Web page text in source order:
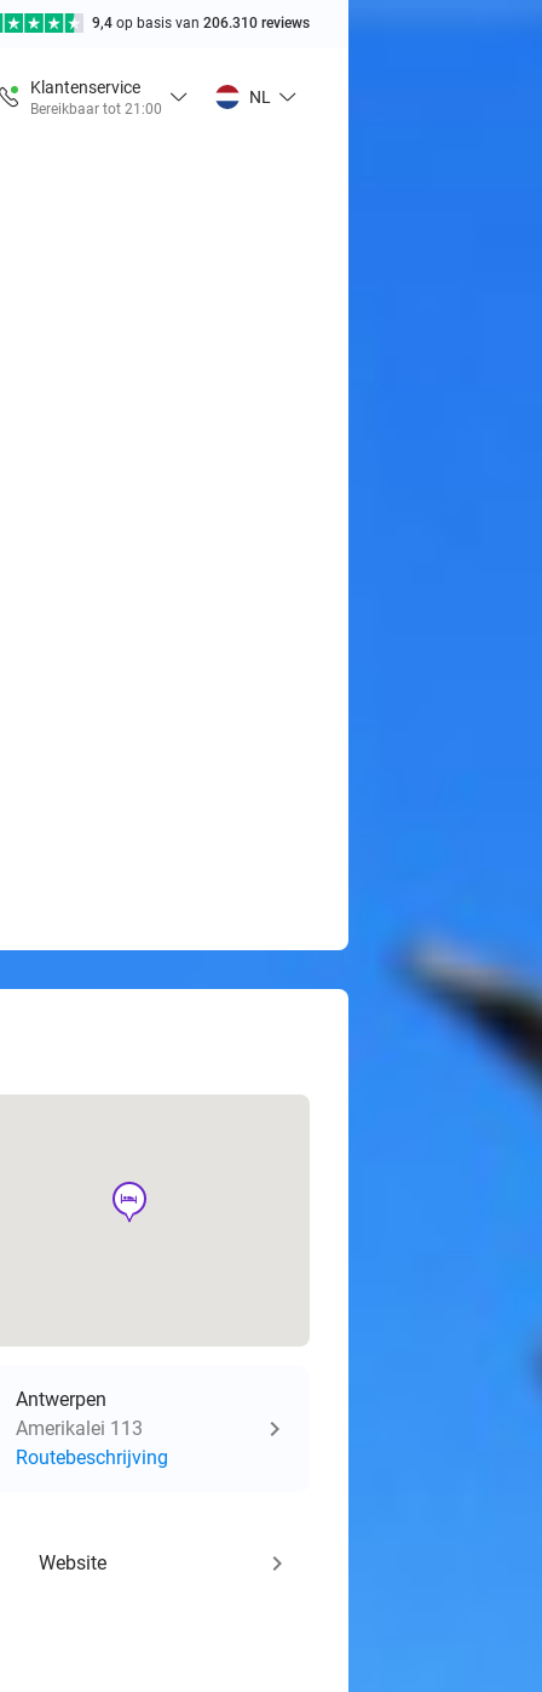
9,4 op basis van 206.310 reviews
Klantenservice
Bereikbaar tot 21:00
NL
hotel
Antwerpen
Amerikalei 113
Routebeschrijving
Website keyboard_arrow_right